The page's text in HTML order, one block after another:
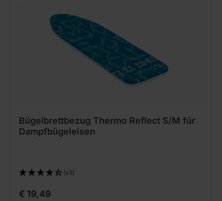
Bügelbrettbezug Thermo Reflect S/M für
Dampfbügeleisen
(63)
€ 19,49